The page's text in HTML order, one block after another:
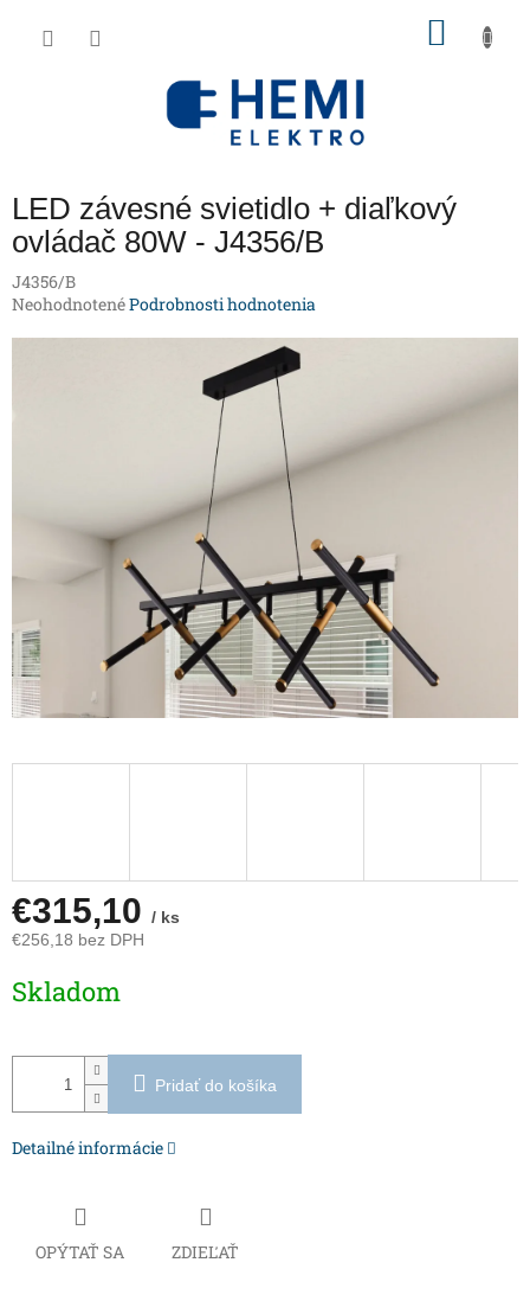
LED závesné svietidlo + diaľkový
ovládač 80W - J4356/B
J4356/B
Priemerné
NeohodnotenéPodrobnosti hodnotenia
€315,10 / ks
€256,18 bez DPH
cena:
Skladom
Pridať do košíka
Detailné informácie
OPÝTAŤ SA ZDIEĽAŤ